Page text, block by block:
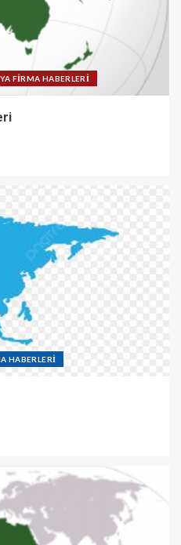
FİRMA HABERLERİ
HABERLERİ